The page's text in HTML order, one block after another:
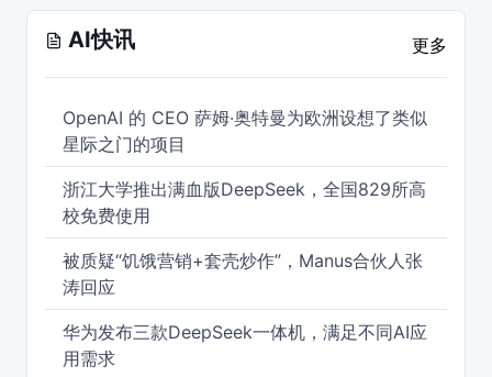
更多
AI快讯
OpenAI 的 CEO 萨姆·奥特曼为欧洲设想了类似
星际之门的项目
浙江大学推出满血版DeepSeek，全国829所高
校免费使用
被质疑“饥饿营销+套壳炒作”，Manus合伙人张
涛回应
华为发布三款DeepSeek一体机，满足不同AI应
用需求